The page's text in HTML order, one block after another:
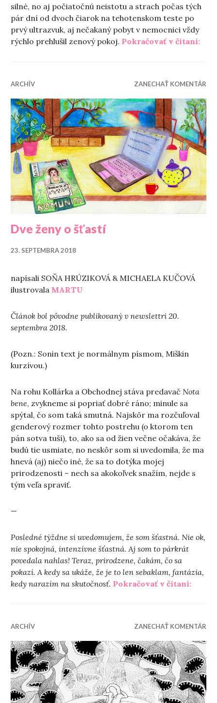
silné, no aj počiatočnú neistotu a strach počas tých
pár dní od dvoch čiarok na tehotenskom teste po
prvý ultrazvuk, aj nečakaný pobyt v nemocnici vždy
rýchlo prehlušil zenový pokoj. Pokračovať v čítaní:
ARCHÍV ZANECHAŤ KOMENTÁR
Dve ženy o šťastí
23. SEPTEMBRA 2018
napísali SOŇA HRÚZIKOVÁ & MICHAELA KUČOVÁ
ilustrovala MARTU
Článok bol pôvodne publikovaný v newslettri 20.
septembra 2018.
(Pozn.: Sonin text je normálnym písmom, Miškin
kurzívou.)
Na rohu Kollárka a Obchodnej stáva predavačNota
bene, zvykneme si popriať dobré ráno; minule sa
spýtal, čo som taká smutná. Najskôr ma rozčuľoval
genderový rozmer tohto postrehu (o ktorom ten
pán sotva tuší), to, ako sa od žien večne očakáva, že
budú tie usmiate, no neskôr som si uvedomila, že ma
hnevá (aj) niečo iné, že sa to dotýka mojej
prirodzenosti – nech sa akokoľvek snažím, nejde s
tým veľa spraviť.
—
Posledné týždne si uvedomujem, že som šťastná. Nie ok,
nie spokojná, intenzívne šťastná. Aj som to párkrát
povedala nahlas! Teraz, prirodzene, čakám, čo sa
pokazí.A kedy sa ukáže, že je to len sebaklam, fantázia,
kedy narazím na skutočnosť. Pokračovať v čítaní:„Dve
ARCHÍV ZANECHAŤ KOMENTÁR